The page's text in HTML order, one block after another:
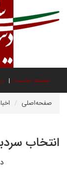
صفحه نخست
صفحه‌اصلی
انتخاب